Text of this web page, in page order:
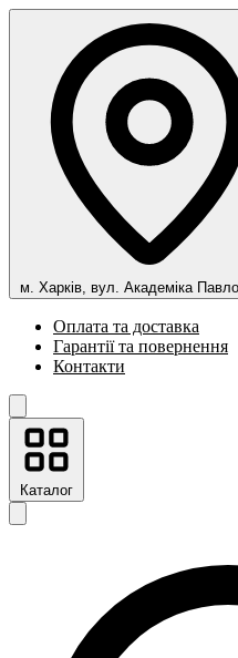
м. Харків, вул. Академіка
Оплата та доставка
Гарантії та повернення
Контакти
Каталог